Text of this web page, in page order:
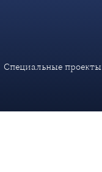
Специальные проекты